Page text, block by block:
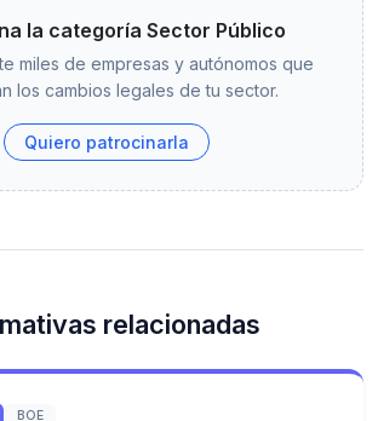
la categoría Sector Público
miles de empresas y autónomos que
los cambios legales de tu sector.
Quiero patrocinarla
relacionadas
BOE